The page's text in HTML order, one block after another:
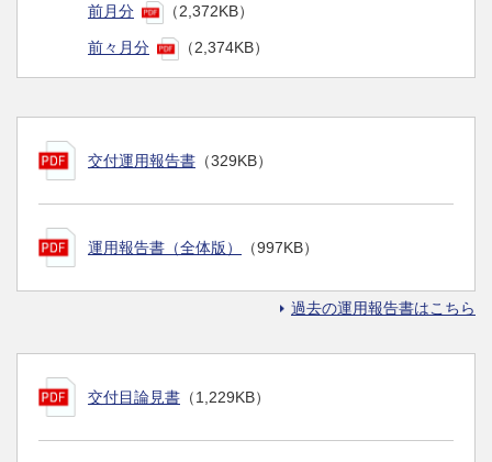
前月分 （2,372KB）
前々月分 （2,374KB）
交付運用報告書 （329KB）
運用報告書（全体版） （997KB）
過去の運用報告書はこちら
交付目論見書 （1,229KB）